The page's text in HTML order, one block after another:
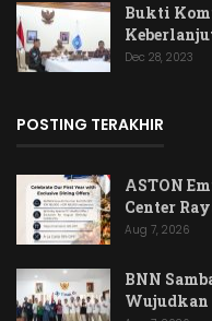
Bukti
Dec 28, 2023
POSTING TERAKHIR
ASTON
Center
Aug 7, 2026
BNN